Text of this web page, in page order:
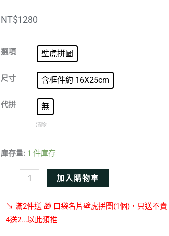
NT$1280
選項 壁虎拼圖
尺寸 含框件約 16X25cm
代拼 無
清除
庫存量: 1 件庫存
鳶
花
量
加入購物車
↘ 滿2件送 🎁 口袋名片壁虎拼圖(1個)，只送不
4送2...以此類推